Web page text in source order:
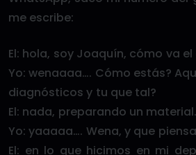
me escribe:
El: hola, soy Joaquín, cómo va el
Yo: wenaaaa…. Cómo estás?
diagnósticos y tu que tal?
El: nada, preparando un
Yo: yaaaaa…. Wena, y que
El: en lo que hicimos en mi